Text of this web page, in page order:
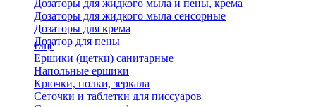
Дозаторы для жидкого мыла и пены, крема
Дозаторы для жидкого мыла сенсорные
Дозаторы для крема
Дозатор для пены
Еще
Ершики (щетки) санитарные
Напольные ершики
Крючки, полки, зеркала
Сеточки и таблетки для писсуаров